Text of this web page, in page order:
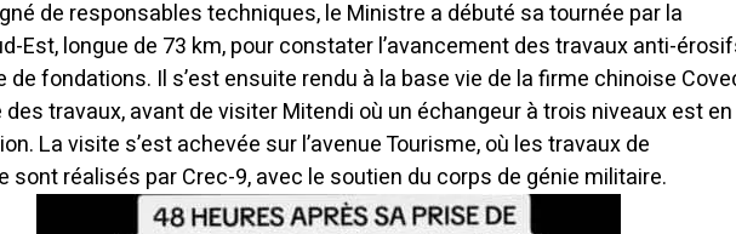
de responsables techniques, le Ministre a débuté sa tournée par la
Est, longue de 73 km, pour constater l’avancement des travaux anti-
de fondations. Il s’est ensuite rendu à la base vie de la firme chinoise
des travaux, avant de visiter Mitendi où un échangeur à trois niveaux est en
La visite s’est achevée sur l’avenue Tourisme, où les travaux de
sont réalisés par Crec-9, avec le soutien du corps de génie militaire.